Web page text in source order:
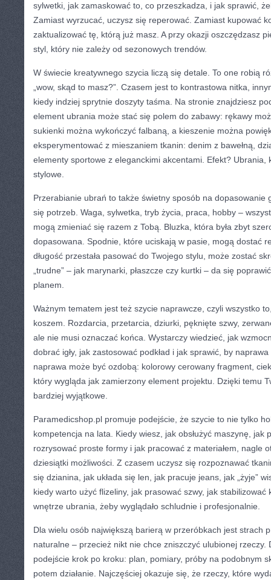
sylwetki, jak zamaskować to, co przeszkadza, i jak sprawić,
Zamiast wyrzucać, uczysz się reperować. Zamiast kupować
zaktualizować tę, którą już masz. A przy okazji oszczędzasz
styl, który nie zależy od sezonowych trendów.
W świecie kreatywnego szycia liczą się detale. To one robią
„wow, skąd to masz?”. Czasem jest to kontrastowa nitka,
kiedy indziej sprytnie doszyty taśma. Na stronie znajdziesz
element ubrania może stać się polem do zabawy: rękawy
sukienki można wykończyć falbaną, a kieszenie można
eksperymentować z mieszaniem tkanin: denim z bawełną,
elementy sportowe z eleganckimi akcentami. Efekt? Ubrania,
stylowe.
Przerabianie ubrań to także świetny sposób na dopasowanie
się potrzeb. Waga, sylwetka, tryb życia, praca, hobby –
mogą zmieniać się razem z Tobą. Bluzka, która była zbyt
dopasowana. Spodnie, które uciskają w pasie, mogą dostać
długość przestała pasować do Twojego stylu, może zostać
„trudne” – jak marynarki, płaszcze czy kurtki – da się
planem.
Ważnym tematem jest też szycie naprawcze, czyli wszystko
koszem. Rozdarcia, przetarcia, dziurki, pęknięte szwy,
ale nie musi oznaczać końca. Wystarczy wiedzieć, jak
dobrać igły, jak zastosować podkład i jak sprawić, by
naprawa może być ozdobą: kolorowy cerowany fragment,
który wygląda jak zamierzony element projektu. Dzięki temu
bardziej wyjątkowe.
Paramedicshop.pl promuje podejście, że szycie to nie tylko
kompetencja na lata. Kiedy wiesz, jak obsłużyć maszynę, jak
rozrysować proste formy i jak pracować z materiałem, nagle
dziesiątki możliwości. Z czasem uczysz się rozpoznawać
się dzianina, jak układa się len, jak pracuje jeans, jak „żyje”
kiedy warto użyć flizeliny, jak prasować szwy, jak stabilizować
wnętrze ubrania, żeby wyglądało schludnie i profesjonalnie.
Dla wielu osób największą barierą w przeróbkach jest strach
naturalne – przecież nikt nie chce zniszczyć ulubionej rzeczy.
podejście krok po kroku: plan, pomiary, próby na podobnym
potem działanie. Najczęściej okazuje się, że rzeczy, które